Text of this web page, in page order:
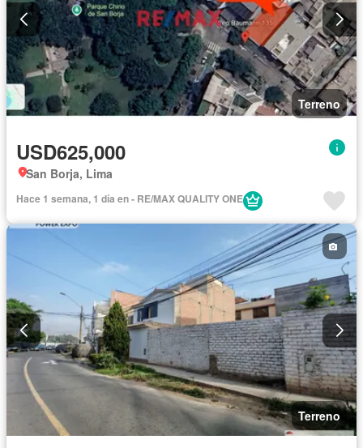
Terreno
USD625,000
San Borja, Lima
Hace 1 semana, 1 día en - RE/MAX QUALITY ONE
Terreno